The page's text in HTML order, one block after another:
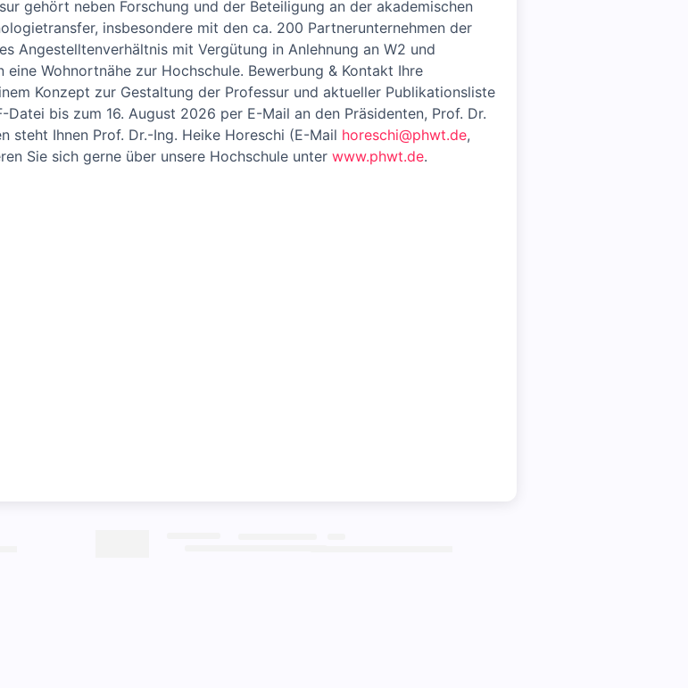
gehört neben Forschung und der Beteiligung an der akademischen
insbesondere mit den ca. 200 Partnerunternehmen der
Angestelltenverhältnis mit Vergütung in Anlehnung an W2 und
Wohnortnähe zur Hochschule. Bewerbung & Kontakt Ihre
Konzept zur Gestaltung der Professur und aktueller Publikationsliste
bis zum 16. August 2026 per E-Mail an den Präsidenten, Prof. Dr.
steht Ihnen Prof. Dr.-Ing. Heike Horeschi (E-Mail horeschi@phwt.de,
Sie sich gerne über unsere Hochschule unter www.phwt.de.